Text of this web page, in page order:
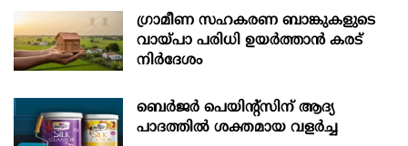
ഗ്രാമീണ സഹകരണ ബാങ്കുകളുടെ
വായ്പാ പരിധി ഉയർത്താൻ കരട്
നിർദേശം
ബെർജർ പെയിന്റ്സിന് ആദ്യ
പാദത്തിൽ ശക്തമായ വളർച്ച